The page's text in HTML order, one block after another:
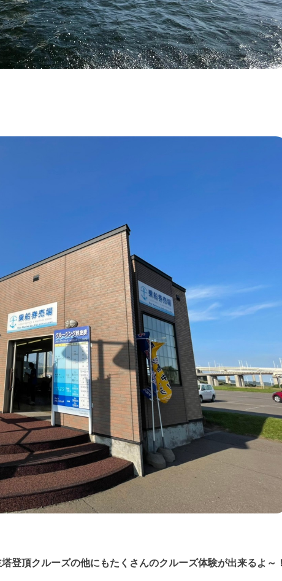
登頂クルーズの他にもたくさんのクルーズ体験が出来るよ～